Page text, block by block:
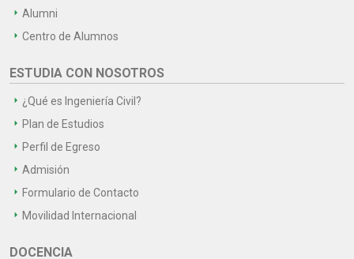
Alumni
Centro de Alumnos
ESTUDIA CON NOSOTROS
¿Qué es Ingeniería Civil?
Plan de Estudios
Perfil de Egreso
Admisión
Formulario de Contacto
Movilidad Internacional
DOCENCIA